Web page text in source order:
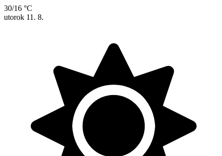
30/16 °C
utorok 11. 8.